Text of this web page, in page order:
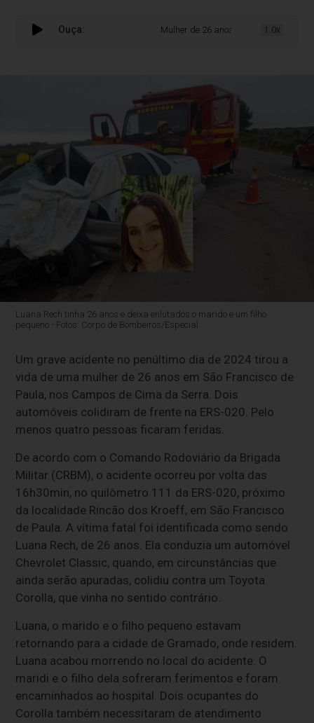
Ouça: Mulher de 26 anos morre em colisão
1.0x
Luana Rech tinha 26 anos e deixa enlutados o marido e um filho
pequeno - Fotos: Corpo de Bombeiros/Especial
Um grave acidente no penúltimo dia de 2024 tirou a
vida de uma mulher de 26 anos em São Francisco de
Paula, nos Campos de Cima da Serra. Dois
automóveis colidiram de frente na ERS-020. Pelo
menos quatro pessoas ficaram feridas.
De acordo com o Comando Rodoviário da Brigada
Militar (CRBM), o acidente ocorreu por volta das
16h30min, no quilômetro 111 da ERS-020, próximo
da localidade Rincão dos Kroeff, em São Francisco
de Paula. A vítima fatal foi identificada como sendo
Luana Rech, de 26 anos. Ela conduzia um automóvel
Chevrolet Classic, quando, em circunstâncias que
ainda serão apuradas, colidiu contra um Toyota
Corolla, que vinha no sentido contrário.
Luana, o marido e o filho pequeno estavam
retornando para a cidade de Gramado, onde residem.
Luana acabou morrendo no local do acidente. O
maridi e o filho dela sofreram ferimentos e foram
encaminhados ao hospital. Dois ocupantes do
Corolla também necessitaram de atendimento